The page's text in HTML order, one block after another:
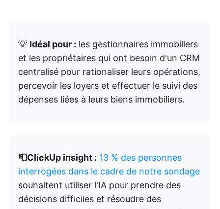
💡 Idéal pour : les gestionnaires immobiliers
et les propriétaires qui ont besoin d'un CRM
centralisé pour rationaliser leurs opérations,
percevoir les loyers et effectuer le suivi des
dépenses liées à leurs biens immobiliers.
📮ClickUp insight : 13 % des personnes
interrogées dans le cadre de notre sondage
souhaitent utiliser l'IA pour prendre des
décisions difficiles et résoudre des